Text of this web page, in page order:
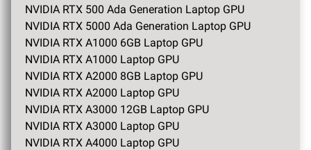
NVIDIA RTX 500 Ada Generation Laptop GPU
NVIDIA RTX 5000 Ada Generation Laptop GPU
NVIDIA RTX A1000 6GB Laptop GPU
NVIDIA RTX A1000 Laptop GPU
NVIDIA RTX A2000 8GB Laptop GPU
NVIDIA RTX A2000 Laptop GPU
NVIDIA RTX A3000 12GB Laptop GPU
NVIDIA RTX A3000 Laptop GPU
NVIDIA RTX A4000 Laptop GPU